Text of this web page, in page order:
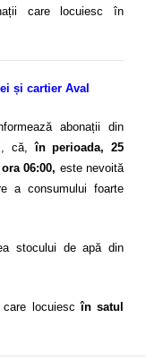
care locuiesc în
și cartier Aval
abonații din
că,în perioada, 25
06:00, este nevoită
a consumului foarte
stocului de apă din
care locuiescîn satul